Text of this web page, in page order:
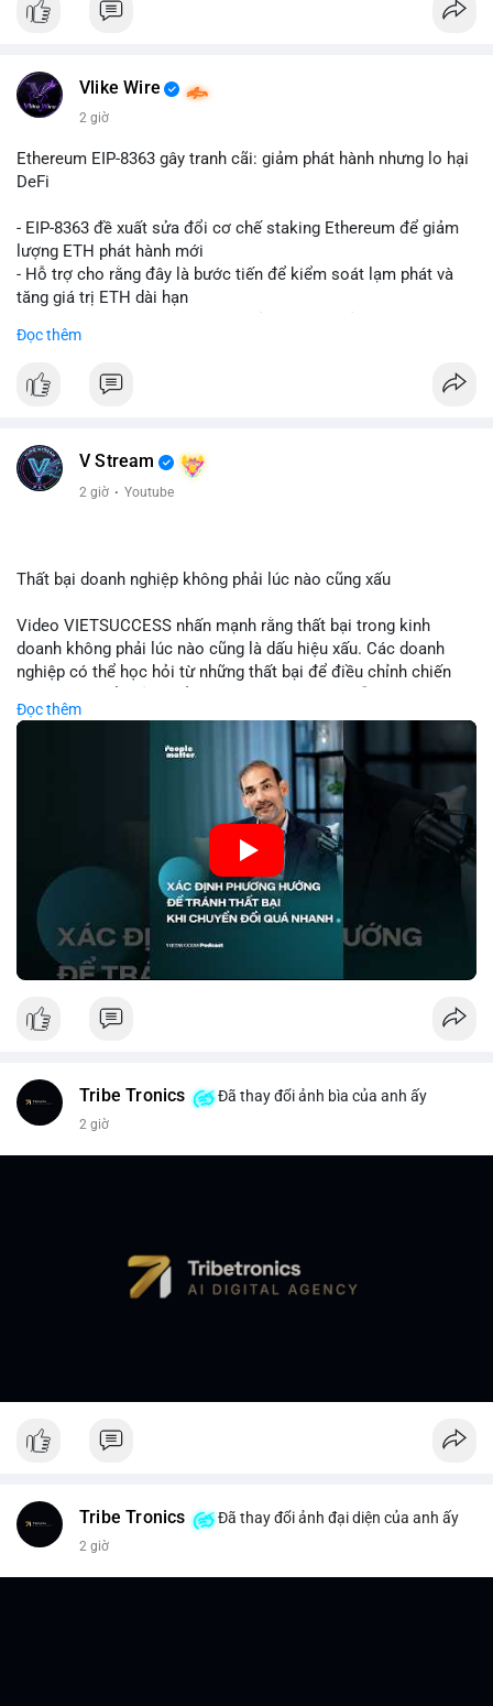
Vlike Wire
2 giờ
Ethereum EIP-8363 gây tranh cãi: giảm phát hành nhưng lo hại
DeFi
- EIP-8363 đề xuất sửa đổi cơ chế staking Ethereum để giảm
lượng ETH phát hành mới
- Hỗ trợ cho rằng đây là bước tiến để kiểm soát lạm phát và
tăng giá trị ETH dài hạn
động lực staking, ảnh hưởng đến bảo mật mạng lưới
tập trung và làm chậm sự tham gia của nhà đầu tư istituционаl
#binancesquare #cryptonews
Đọc thêm
V Stream
2 giờ · Youtube
Thất bại doanh nghiệp không phải lúc nào cũng xấu
Video VIETSUCCESS nhấn mạnh rằng thất bại trong kinh
doanh không phải lúc nào cũng là dấu hiệu xấu. Các doanh
nghiệp có thể học hỏi từ những thất bại để điều chỉnh chiến
trình. Trong lĩnh vực tài chính và crypto, hiểu rõ nguyên nhân
thất bại giúp quản lý rủi ro hiệu quả và tránh lặp lại sai lầm.
Điều này đặc biệt quan trọng khi áp dụng vào các mô hình kinh
doanh mới hoặc đầu tư vào dự án blockchain.
🎥 Xem video trực tiếp tại:
Nguồn: VIETSUCCESS
Đọc thêm
Tribe Tronics Đã thay đổi ảnh bìa của anh ấy
2 giờ
Tribe Tronics Đã thay đổi ảnh đại diện của anh ấy
2 giờ